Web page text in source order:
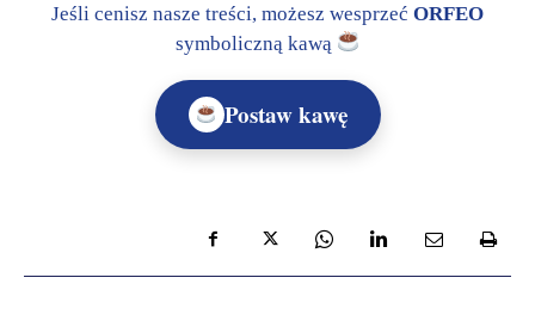
Jeśli cenisz nasze treści, możesz wesprzeć ORFEO
symboliczną kawą
Postaw kawę